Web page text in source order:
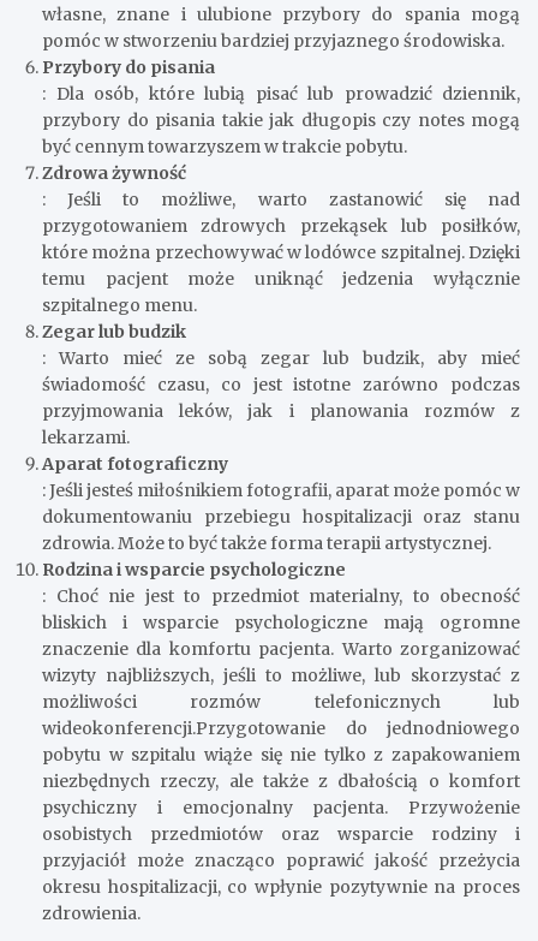
własne, znane i ulubione przybory do spania mogą
pomóc w stworzeniu bardziej przyjaznego środowiska.
Przybory do pisania
: Dla osób, które lubią pisać lub prowadzić dziennik,
przybory do pisania takie jak długopis czy notes mogą
być cennym towarzyszem w trakcie pobytu.
Zdrowa żywność
: Jeśli to możliwe, warto zastanowić się nad
przygotowaniem zdrowych przekąsek lub posiłków,
które można przechowywać w lodówce szpitalnej. Dzięki
temu pacjent może uniknąć jedzenia wyłącznie
szpitalnego menu.
Zegar lub budzik
: Warto mieć ze sobą zegar lub budzik, aby mieć
świadomość czasu, co jest istotne zarówno podczas
przyjmowania leków, jak i planowania rozmów z
lekarzami.
Aparat fotograficzny
: Jeśli jesteś miłośnikiem fotografii, aparat może pomóc w
dokumentowaniu przebiegu hospitalizacji oraz stanu
zdrowia. Może to być także forma terapii artystycznej.
Rodzina i wsparcie psychologiczne
: Choć nie jest to przedmiot materialny, to obecność
bliskich i wsparcie psychologiczne mają ogromne
znaczenie dla komfortu pacjenta. Warto zorganizować
wizyty najbliższych, jeśli to możliwe, lub skorzystać z
możliwości rozmów telefonicznych lub
wideokonferencji.Przygotowanie do jednodniowego
pobytu w szpitalu wiąże się nie tylko z zapakowaniem
niezbędnych rzeczy, ale także z dbałością o komfort
psychiczny i emocjonalny pacjenta. Przywożenie
osobistych przedmiotów oraz wsparcie rodziny i
przyjaciół może znacząco poprawić jakość przeżycia
okresu hospitalizacji, co wpłynie pozytywnie na proces
zdrowienia.